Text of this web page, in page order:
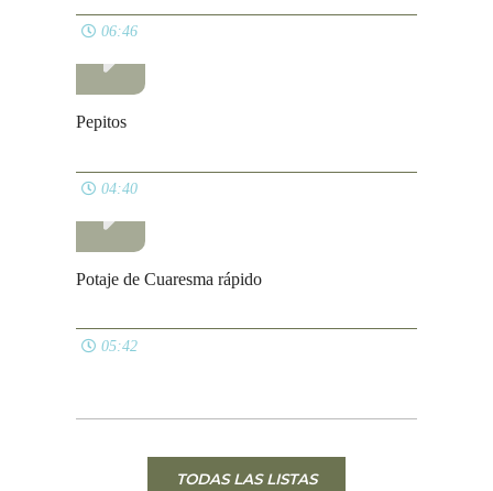
06:46
Pepitos
04:40
Potaje de Cuaresma rápido
05:42
TODAS LAS LISTAS